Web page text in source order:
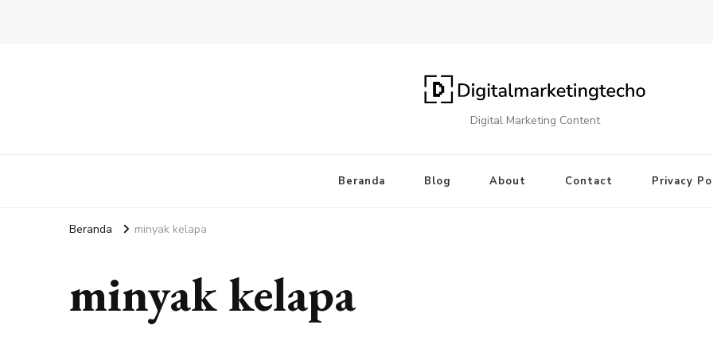
Digital Marketing Content
Beranda Blog About Contact Privacy
Beranda minyak kelapa
minyak kelapa